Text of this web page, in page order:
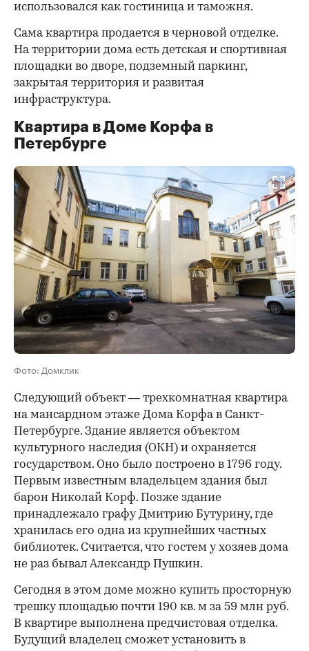
использовался как гостиница и таможня.
Сама квартира продается в черновой отделке.
На территории дома есть детская и спортивная
площадки во дворе, подземный паркинг,
закрытая территория и развитая
инфраструктура.
Квартира в Доме Корфа в
Петербурге
Фото: Домклик
Следующий объект — трехкомнатная квартира
на мансардном этаже Дома Корфа в Санкт-
Петербурге. Здание является объектом
культурного наследия (ОКН) и охраняется
государством. Оно было построено в 1796 году.
Первым известным владельцем здания был
барон Николай Корф. Позже здание
принадлежало графу Дмитрию Бутурину, где
хранилась его одна из крупнейших частных
библиотек. Считается, что гостем у хозяев дома
не раз бывал Александр Пушкин.
Сегодня в этом доме можно купить просторную
трешку площадью почти 190 кв. м за 59 млн руб.
В квартире выполнена предчистовая отделка.
Будущий владелец сможет установить в